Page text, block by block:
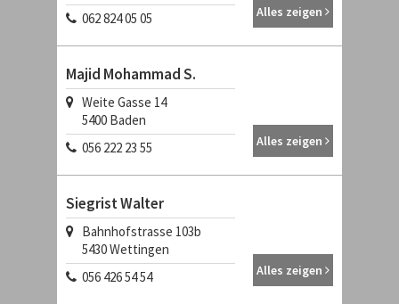
062 824 05 05
Alles zeigen
Majid Mohammad S.
Weite Gasse 14
5400 Baden
056 222 23 55
Alles zeigen
Siegrist Walter
Bahnhofstrasse 103b
5430Wettingen
056 426 54 54
Alles zeigen